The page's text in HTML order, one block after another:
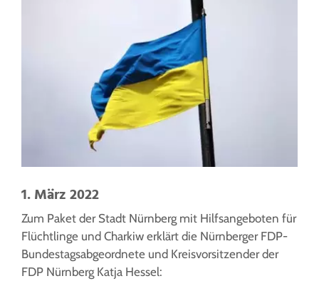
1. März 2022
Zum Paket der Stadt Nürnberg mit Hilfsangeboten für
Flüchtlinge und Charkiw erklärt die Nürnberger FDP-
Bundestagsabgeordnete und Kreisvorsitzender der
FDP Nürnberg Katja Hessel: